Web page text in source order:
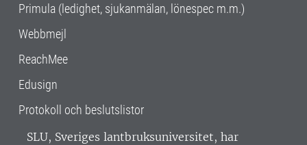
Primula (ledighet, sjukanmälan, lönespec m.m.)
Webbmejl
ReachMee
Edusign
Protokoll och beslutslistor
SLU, Sveriges lantbruksuniversitet, har